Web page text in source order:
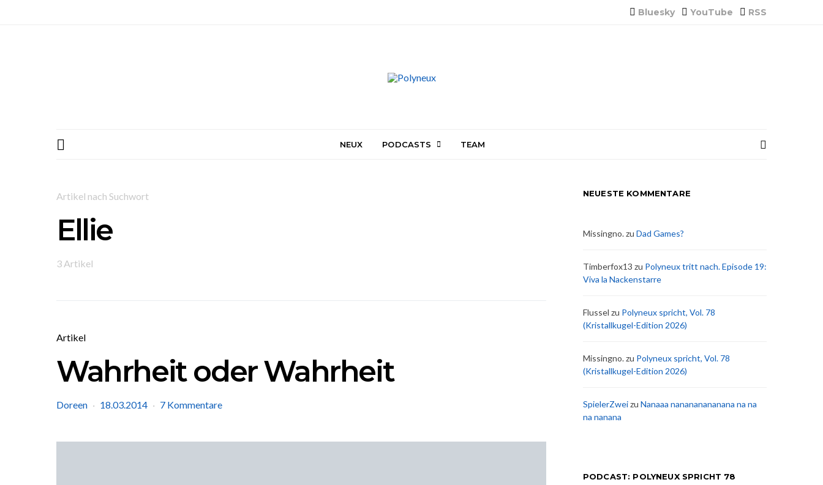
Bluesky YouTube RSS
NEUX PODCASTS TEAM
Artikel nach Suchwort
Ellie
3 Artikel
Artikel
Wahrheit oder Wahrheit
Doreen 18.03.2014 7 Kommentare
NEUESTE KOMMENTARE
Missingno.zu Dad Games?
Timberfox13 zu Polyneux tritt nach. Episode 19:
Viva la Nackenstarre
Flussel zu Polyneux spricht, Vol. 78
(Kristallkugel-Edition 2026)
Missingno.zu Polyneux spricht, Vol. 78
(Kristallkugel-Edition 2026)
SpielerZweizu Nanaaa nanananananana na na
na nanana
PODCAST: POLYNEUX SPRICHT 78